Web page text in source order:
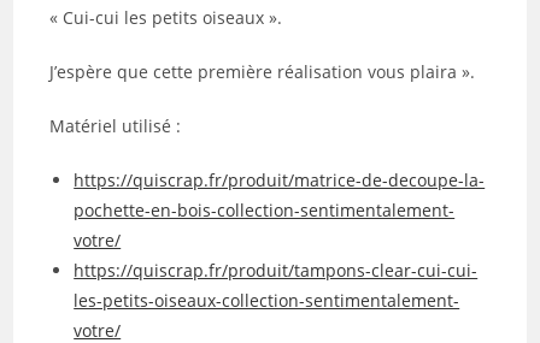
« Cui-cui les petits oiseaux ».
J’espère que cette première réalisation vous plaira ».
Matériel utilisé :
https://quiscrap.fr/produit/matrice-de-decoupe-la-
pochette-en-bois-collection-sentimentalement-
votre/
https://quiscrap.fr/produit/tampons-clear-cui-cui-
les-petits-oiseaux-collection-sentimentalement-
votre/